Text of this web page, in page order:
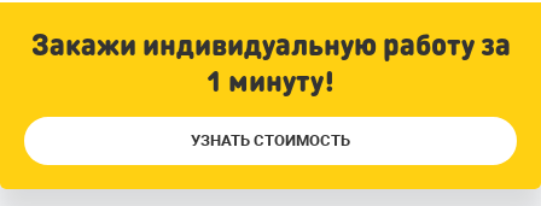
Закажи индивидуальную работу за
1 минуту!
УЗНАТЬ СТОИМОСТЬ